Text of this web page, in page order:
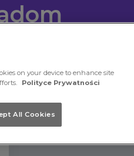
on your device to enhance site
Polityce Prywatności
All Cookies